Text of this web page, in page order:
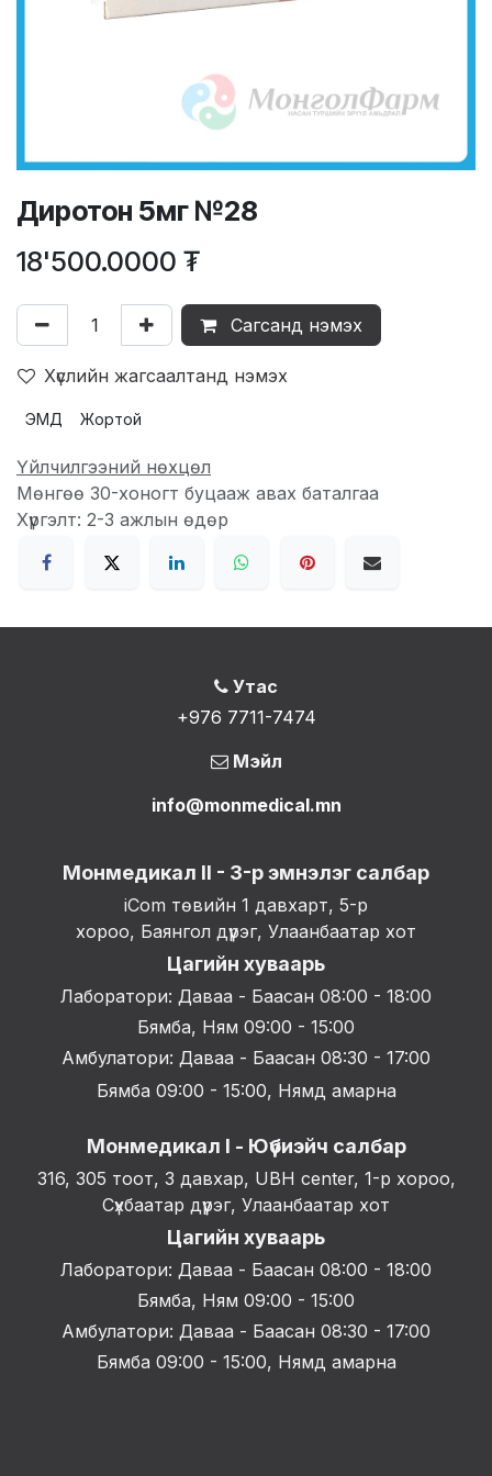
Диротон 5мг №28
18'500.0000 ₮
Сагсанд нэмэх
Хүслийн жагсаалтанд нэмэх
ЭМД Жортой
Үйлчилгээний нөхцөл
Мөнгөө 30-хоногт буцааж авах баталгаа
Хүргэлт: 2-3 ажлын өдөр
Утас
+976 7711-7474
Мэйл
info@monmedical.mn
Монмедикал II - 3-р эмнэлэг салбар
iCom төвийн 1 давхарт, 5-р
хороо, Баянгол дүүрэг, Улаанбаатар хот
Цагийн хуваарь
Лаборатори: Даваа - Баасан 08:00 - 18:00
Бямба, Ням 09:00 - 15:00
Амбулатори: Даваа - Баасан 08:30 - 17:00
Бямба 09:00 - 15:00, Нямд амарна
Монмедикал I - Юүбиэйч салбар
316, 305 тоот, 3 давхар, UBH center, 1-р хороо,
Сүхбаатар дүүрэг, Улаанбаатар хот
Цагийн хуваарь
Лаборатори: Даваа - Баасан 08:00 - 18:00
Бямба, Ням 09:00 - 15:00
Амбулатори: Даваа - Баасан 08:30 - 17:00
Бямба 09:00 - 15:00, Нямд амарна